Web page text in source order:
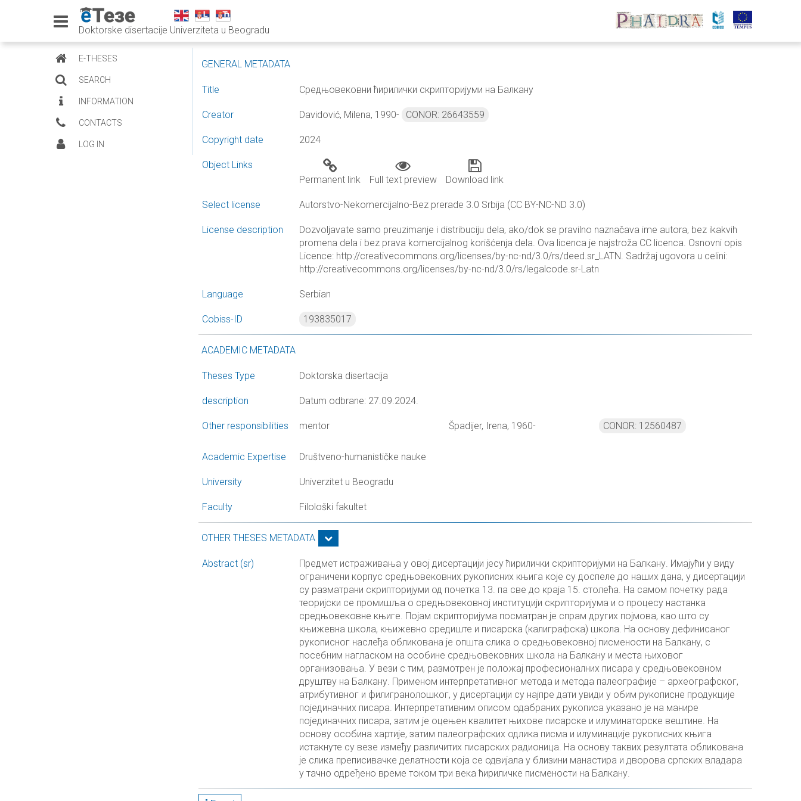
Doktorske disertacije Univerziteta u Beogradu
E-THESES
SEARCH
INFORMATION
CONTACTS
LOG IN
GENERAL METADATA
Title Средњовековни ћирилички скрипторијуми на Балкану
Creator Davidović, Milena, 1990- CONOR: 26643559
Copyright date 2024
Object Links
Permanent link
Full text preview Download link
Select license Autorstvo-Nekomercijalno-Bez prerade 3.0 Srbija (CC BY-NC-ND 3.0)
License description
Dozvoljavate samo preuzimanje i distribuciju dela, ako/dok se pravilno naznačava ime autora, bez ikakvih
promena dela i bez prava komercijalnog korišćenja dela. Ova licenca je najstroža CC licenca. Osnovni opis
Licence: http://creativecommons.org/licenses/by-nc-nd/3.0/rs/deed.sr_LATN. Sadržaj ugovora u celini:
http://creativecommons.org/licenses/by-nc-nd/3.0/rs/legalcode.sr-Latn
Language Serbian
Cobiss-ID 193835017
ACADEMIC METADATA
Theses Type Doktorska disertacija
description Datum odbrane: 27.09.2024.
Other responsibilities mentor Špadijer, Irena, 1960- CONOR: 12560487
Academic Expertise Društveno-humanističke nauke
University Univerzitet u Beogradu
Faculty Filološki fakultet
OTHER THESES METADATA
Abstract (sr)
Предмет истраживања у овој дисертацији јесу ћирилички скрипторијуми на Балкану. Имајући у виду
ограничени корпус средњовековних рукописних књига које су доспеле до наших дана, у дисертацији
су разматрани скрипторијуми од почетка 13. па све до краја 15. столећа. На самом почетку рада
теоријски се промишља о средњовековној институцији скрипторијума и о процесу настанка
средњовековне књиге. Појам скрипторијума посматран је спрам других појмова, као што су
књижевна школа, књижевно средиште и писарска (калиграфска) школа. На основу дефинисаног
рукописног наслеђа обликована је општа слика о средњовековној писмености на Балкану, с
посебним нагласком на особине средњовековних школа на Балкану и места њиховог
организовања. У вези с тим, размотрен је положај професионалних писара у средњовековном
друштву на Балкану. Применом интерпретативног метода и метода палеографије – археографског,
атрибутивног и филигранолошког, у дисертацији су најпре дати увиди у обим рукописне продукције
појединачних писара. Интерпретативним описом одабраних рукописа указано је на манире
појединачних писара, затим је оцењен квалитет њихове писарске и илуминаторске вештине. На
основу особина хартије, затим палеографских одлика писма и илуминације рукописних књига
истакнуте су везе између различитих писарских радионица. На основу таквих резултата обликована
је слика преписивачке делатности која се одвијала у близини манастира и дворова српских владара
у тачно одређено време током три века ћириличке писмености на Балкану.